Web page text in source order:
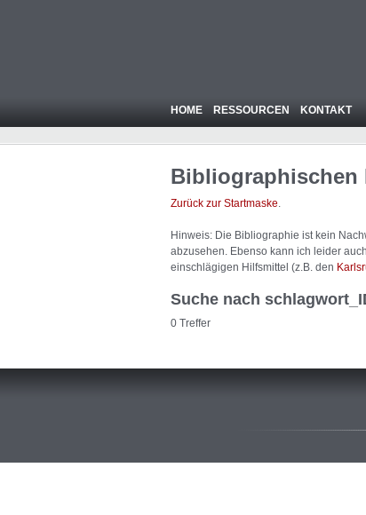
HOME RESSOURCEN KONTAKT
Bibliographischen
Zurück zur Startmaske.
Hinweis: Die Bibliographie ist kein
abzusehen. Ebenso kann ich leider
einschlägigen Hilfsmittel (z.B. den
Suche nach
0 Treffer